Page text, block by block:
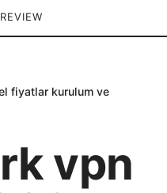
fiyatlar kurulum ve
vpn